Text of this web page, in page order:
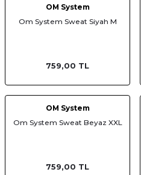
OM System
Om System Sweat Siyah M
759,00 TL
OM System
Om System Sweat Beyaz XXL
759,00 TL